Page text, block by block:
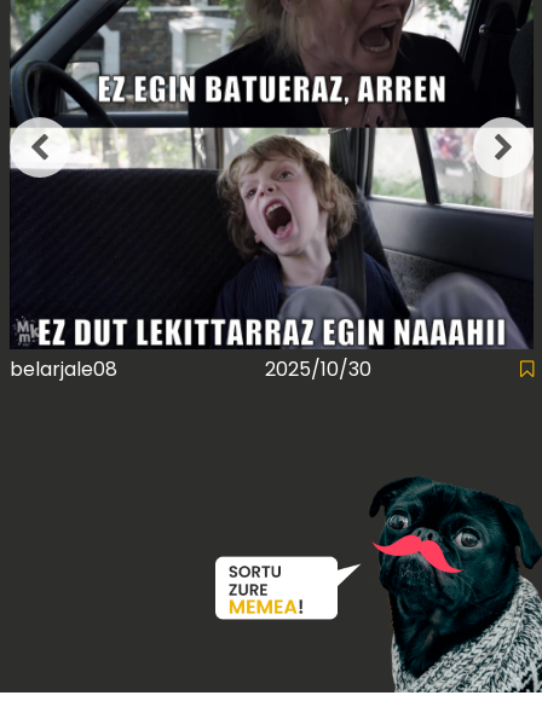
belarjale08 2025/10/30